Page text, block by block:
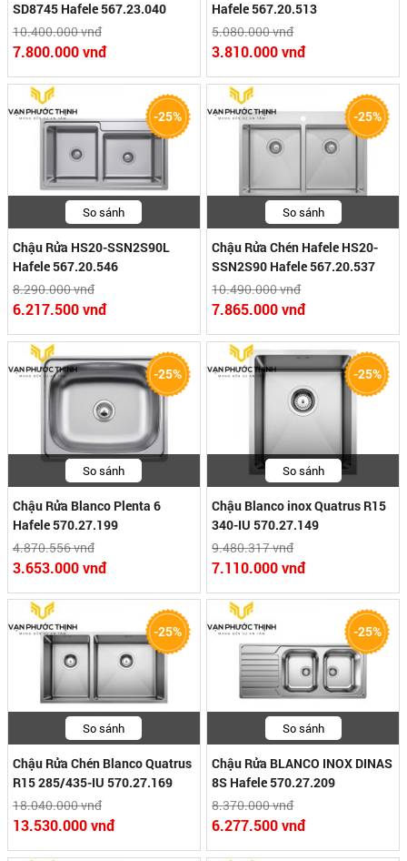
SD8745 Hafele 567.23.040
10.400.000 vnđ
7.800.000 vnđ
Hafele 567.20.513
5.080.000 vnđ
3.810.000 vnđ
So sánh
Chậu Rửa HS20-SSN2S90L
Hafele 567.20.546
8.290.000 vnđ
6.217.500 vnđ
-25%
So sánh
Chậu Rửa Chén Hafele HS20-
SSN2S90 Hafele 567.20.537
10.490.000 vnđ
7.865.000 vnđ
-25%
So sánh
Chậu Rửa Blanco Plenta 6
Hafele 570.27.199
4.870.556 vnđ
3.653.000 vnđ
-25%
So sánh
Chậu Blanco inox Quatrus R15
340-IU 570.27.149
9.480.317 vnđ
7.110.000 vnđ
-25%
So sánh
Chậu Rửa Chén Blanco Quatrus
R15 285/435-IU 570.27.169
18.040.000 vnđ
13.530.000 vnđ
-25%
So sánh
Chậu Rửa BLANCO INOX DINAS
8S Hafele 570.27.209
8.370.000 vnđ
6.277.500 vnđ
-25%